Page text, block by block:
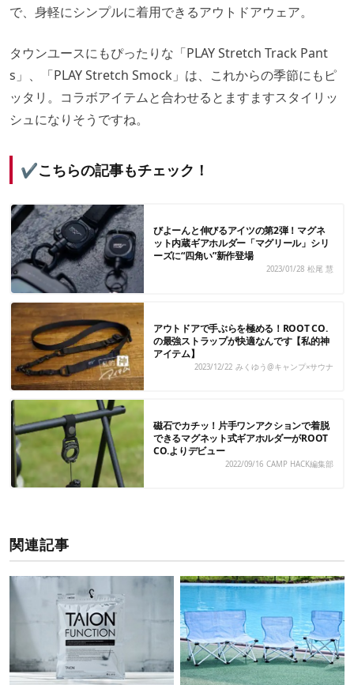
で、身軽にシンプルに着用できるアウトドアウェア。
タウンユースにもぴったりな「PLAY Stretch Track Pant
s」、「PLAY Stretch Smock」は、これからの季節にもピ
ッタリ。コラボアイテムと合わせるとますますスタイリッ
シュになりそうですね。
✔️こちらの記事もチェック！
びよーんと伸びるアイツの第2弾！マグネ
ット内蔵ギアホルダー「マグリール」シリ
ーズに“四角い”新作登場
2023/01/28 松尾 慧
アウトドアで手ぶらを極める！ROOT CO.
の最強ストラップが快適なんです【私的神
アイテム】
2023/12/22 みくゆう@キャンプ×サウナ
磁石でカチッ！片手ワンアクションで着脱
できるマグネット式ギアホルダーがROOT
CO.よりデビュー
2022/09/16 CAMP HACK編集部
関連記事